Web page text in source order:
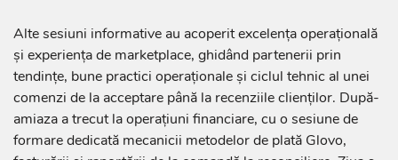
Alte sesiuni informative au acoperit excelența operațională
și experiența de marketplace, ghidând partenerii prin
tendințe, bune practici operaționale și ciclul tehnic al unei
comenzi de la acceptare până la recenziile clienților. După-
amiaza a trecut la operațiuni financiare, cu o sesiune de
formare dedicată mecanicii metodelor de plată Glovo,